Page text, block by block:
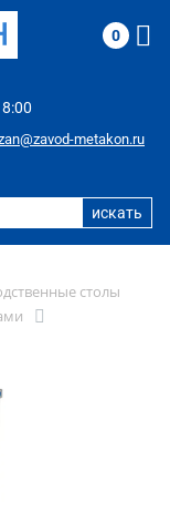
metakon.ru
0
столы